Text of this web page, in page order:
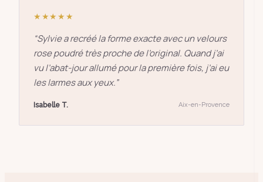
★★★★★
“Sylvie a recréé la forme exacte avec un velours
rose poudré très proche de l’original. Quand j’ai
vu l’abat-jour allumé pour la première fois, j’ai eu
les larmes aux yeux.”
Isabelle T. Aix-en-Provence